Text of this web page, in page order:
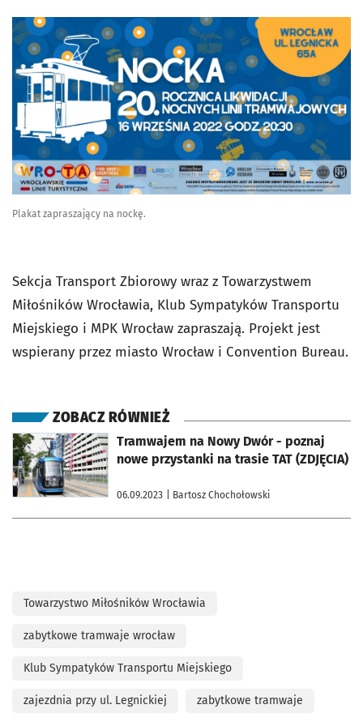
Plakat zapraszający na nockę.
Sekcja Transport Zbiorowy wraz z Towarzystwem
Miłośników Wrocławia, Klub Sympatyków Transportu
Miejskiego i MPK Wrocław zapraszają. Projekt jest
wspierany przez miasto Wrocław i Convention Bureau.
ZOBACZ RÓWNIEŻ
Tramwajem na Nowy Dwór - poznaj
nowe przystanki na trasie TAT (ZDJĘCIA)
06.09.2023 | Bartosz Chochołowski
otworzy się w nowej karcie
Towarzystwo Miłośników Wrocławia
zabytkowe tramwaje wrocław
Klub Sympatyków Transportu Miejskiego
zajezdnia przy ul. Legnickiej zabytkowe tramwaje